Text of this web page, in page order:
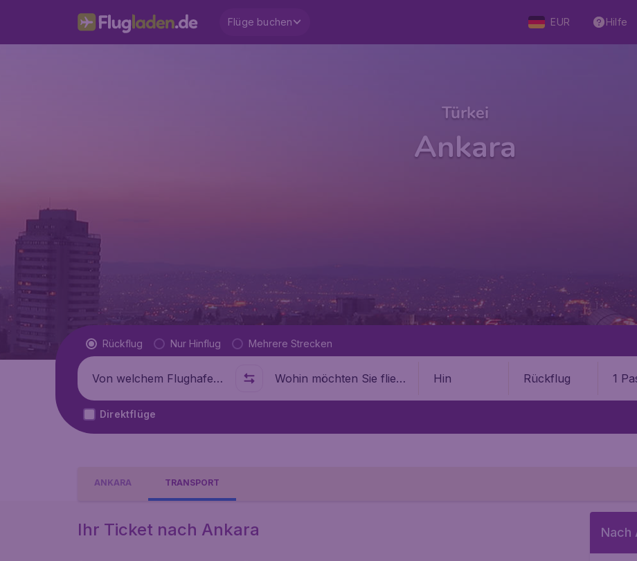
Flüge buchen EUR Hilfe
Türkei
Ankara
Flugtyp
Rückflug Nur Hinflug Mehrere Strecken
Abflug von Wohin Hin Rückflug 1
Direktflüge
ANKARA TRANSPORT
Ihr Ticket nach Ankara Nach